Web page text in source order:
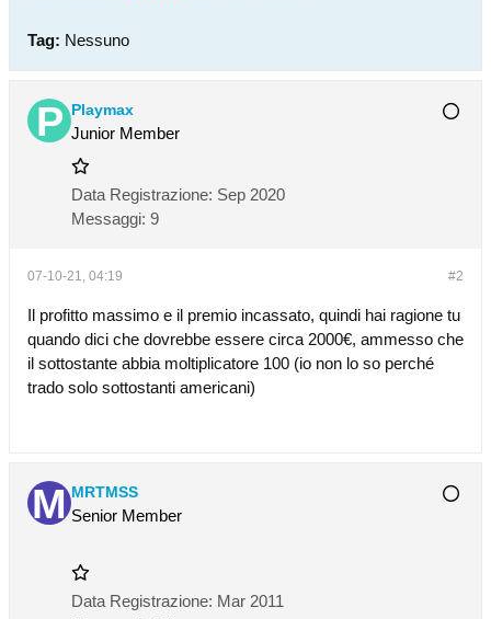
Tag: Nessuno
Playmax
Junior Member
Data Registrazione: Sep 2020
Messaggi: 9
#2
07-10-21, 04:19
Il profitto massimo e il premio incassato, quindi hai ragione tu
quando dici che dovrebbe essere circa 2000€, ammesso che
il sottostante abbia moltiplicatore 100 (io non lo so perché
trado solo sottostanti americani)
MRTMSS
Senior Member
Data Registrazione: Mar 2011